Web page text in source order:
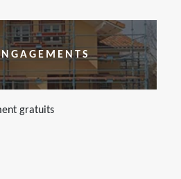
gratuits